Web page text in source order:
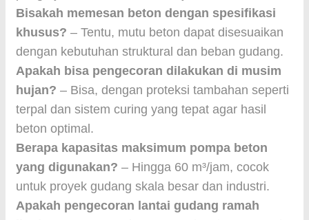
Bisakah memesan beton dengan spesifikasi
khusus? – Tentu, mutu beton dapat disesuaikan
dengan kebutuhan struktural dan beban gudang.
Apakah bisa pengecoran dilakukan di musim
hujan? – Bisa, dengan proteksi tambahan seperti
terpal dan sistem curing yang tepat agar hasil
beton optimal.
Berapa kapasitas maksimum pompa beton
yang digunakan? – Hingga 60 m³/jam, cocok
untuk proyek gudang skala besar dan industri.
Apakah pengecoran lantai gudang ramah